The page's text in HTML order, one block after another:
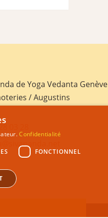
de Yoga Vedanta Genève
/ Augustins
Confidentialité
FONCTIONNEL